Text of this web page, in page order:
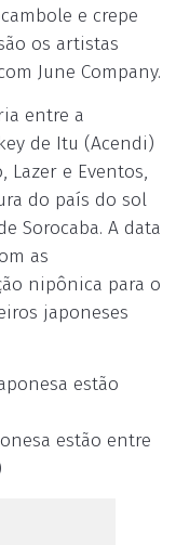
e crepe
os artistas
June Company.
entre a
de Itu (Acendi)
Lazer e Eventos,
do país do sol
Sorocaba. A data
as
nipônica para o
japoneses
estão entre